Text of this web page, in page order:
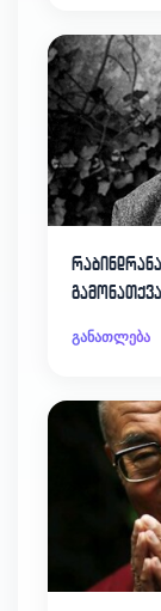
განათლება